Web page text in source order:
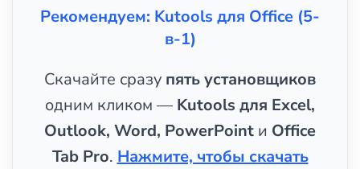
Рекомендуем: Kutools для Office (5-
в-1)
Скачайте сразу пять установщиков
одним кликом — Kutools для Excel,
Outlook, Word, PowerPoint и Office
Tab Pro. Нажмите, чтобы скачать